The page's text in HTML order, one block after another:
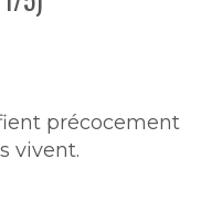
précocement
vivent.